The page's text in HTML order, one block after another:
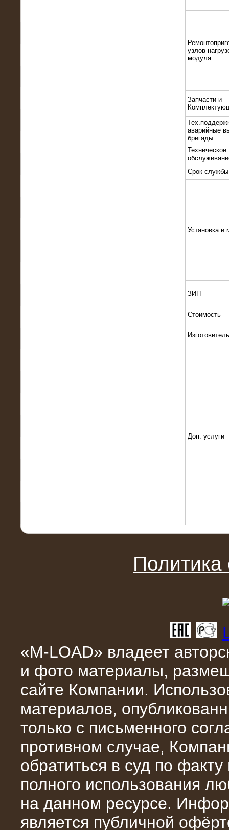
10.04.2015
Аренда нагрузочного модуля 4 МВт,
10 кВ
28.02.2015
Нагрузочные модули 700 кВт (4
штуки)
узлов
модуля
Запчасти и
аварийные
бригады
Техническое
Срок службы
Установка и
ЗИП
Стоимость
Изготовитель
Доп. услуги
«M-LOAD» владеет
и фото материалы,
сайте Компании.
материалов,
только с письменного
противном случае,
обратиться в суд по
полного использования
на данном ресурсе.
является публичной